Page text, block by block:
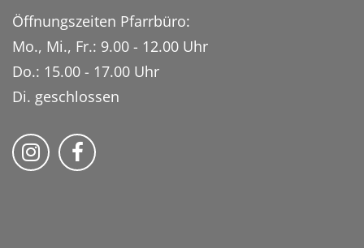
Öffnungszeiten Pfarrbüro:
Mo., Mi., Fr.: 9.00 - 12.00 Uhr
Do.: 15.00 - 17.00 Uhr
Di. geschlossen
Bistum Trier auf Instragram
Bistum Trier auf Facebook